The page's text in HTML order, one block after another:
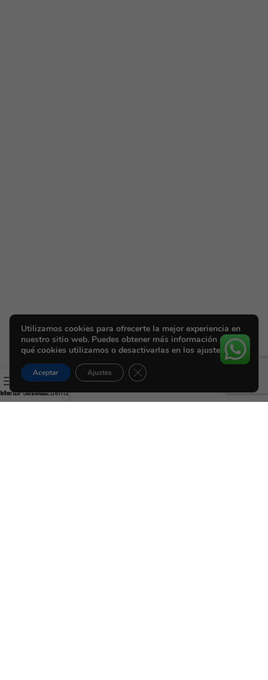
Menúde deseos
CarritoMi cuenta
Utilizamos cookies para ofrecerte la mejor experiencia en
nuestro sitio web. Puedes obtener más información sobre
qué cookies utilizamos o desactivarlas en los ajustes.
Aceptar Ajustes Cerrar el banner de cookies RGPD